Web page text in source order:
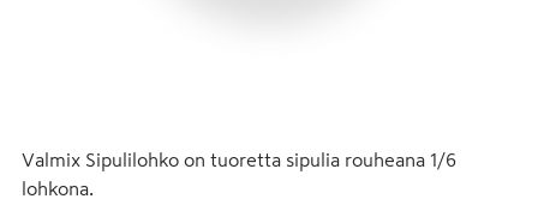
Valmix Sipulilohko on tuoretta sipulia rouheana 1/6
lohkona.